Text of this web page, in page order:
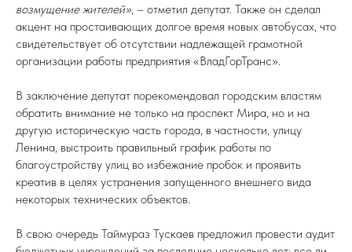
возмущение жителей», – отметил депутат. Также он сделал
акцент на простаивающих долгое время новых автобусах, что
свидетельствует об отсутствии надлежащей грамотной
организации работы предприятия «ВладГорТранс».
В заключение депутат порекомендовал городским властям
обратить внимание не только на проспект Мира, но и на
другую историческую часть города, в частности, улицу
Ленина, выстроить правильный график работы по
благоустройству улиц во избежание пробок и проявить
креатив в целях устранения запущенного внешнего вида
некоторых технических объектов.
В свою очередь Таймураз Тускаев предложил провести аудит